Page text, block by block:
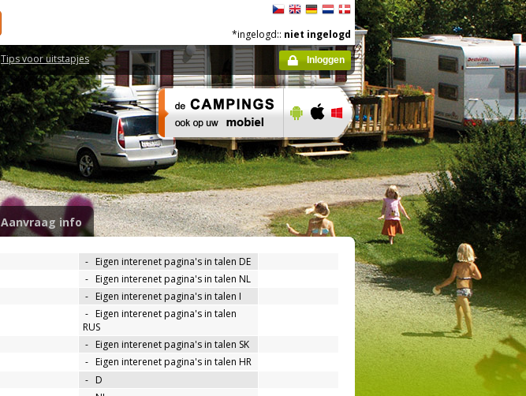
Tips voor uitstapjes
*ingelogd:: niet ingelogd
Inloggen
Aanvraag info
- Eigen interenet pagina's in talen DE
- Eigen interenet pagina's in talen NL
- Eigen interenet pagina's in talen I
- Eigen interenet pagina's in talen
RUS
- Eigen interenet pagina's in talen SK
- Eigen interenet pagina's in talen HR
- D